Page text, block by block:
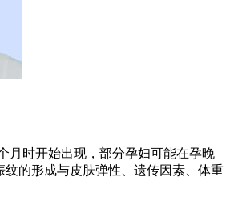
月时开始出现，部分孕妇可能在孕晚
纹的形成与皮肤弹性、遗传因素、体重